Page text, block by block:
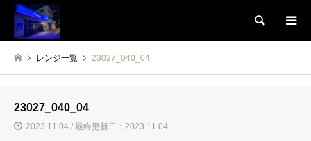
検索
レンジ一覧 23027_040_04
23027_040_04
2023.11.04 / 最終更新日：2023.11.04